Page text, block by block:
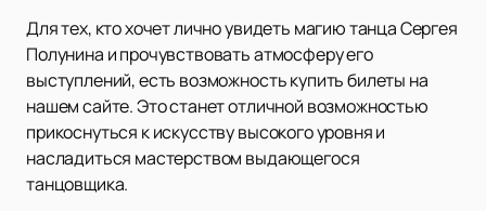
Для тех, кто хочет лично увидеть магию танца Сергея
Полунина и прочувствовать атмосферу его
выступлений, есть возможность купить билеты на
нашем сайте. Это станет отличной возможностью
прикоснуться к искусству высокого уровня и
насладиться мастерством выдающегося
танцовщика.